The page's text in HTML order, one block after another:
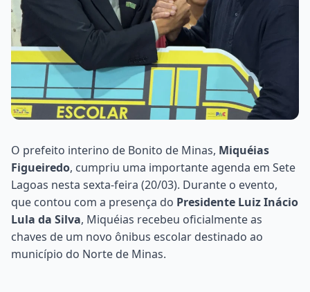
O prefeito interino de Bonito de Minas, Miquéias
Figueiredo, cumpriu uma importante agenda em Sete
Lagoas nesta sexta-feira (20/03). Durante o evento,
que contou com a presença do Presidente Luiz Inácio
Lula da Silva, Miquéias recebeu oficialmente as
chaves de um novo ônibus escolar destinado ao
município do Norte de Minas.